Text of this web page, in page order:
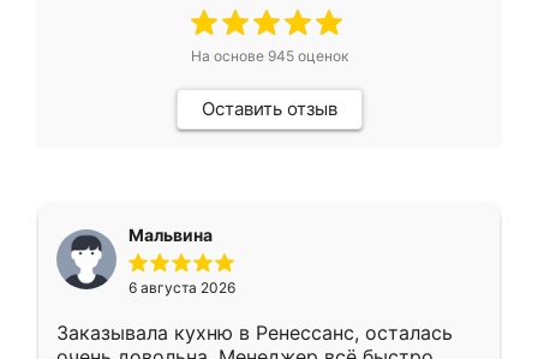
На основе 945оценок
Оставить отзыв
Мальвина
6 августа 2026
Заказывала кухню в Ренессанс, осталась